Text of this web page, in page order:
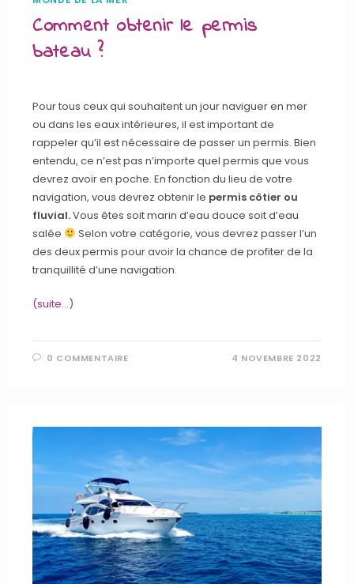
Comment obtenir le permis
bateau ?
Pour tous ceux qui souhaitent un jour naviguer en mer
ou dans les eaux intérieures, il est important de
rappeler qu’il est nécessaire de passer un permis. Bien
entendu, ce n’est pas n’importe quel permis que vous
devrez avoir en poche. En fonction du lieu de votre
navigation, vous devrez obtenir le permis côtier ou
fluvial.Vous êtes soit marin d’eau douce soit d’eau
salée
Selon votre catégorie, vous devrez passer l’un
des deux permis pour avoir la chance de profiter de la
tranquillité d’une navigation.
(suite…)
0 COMMENTAIRE 4 NOVEMBRE 2022